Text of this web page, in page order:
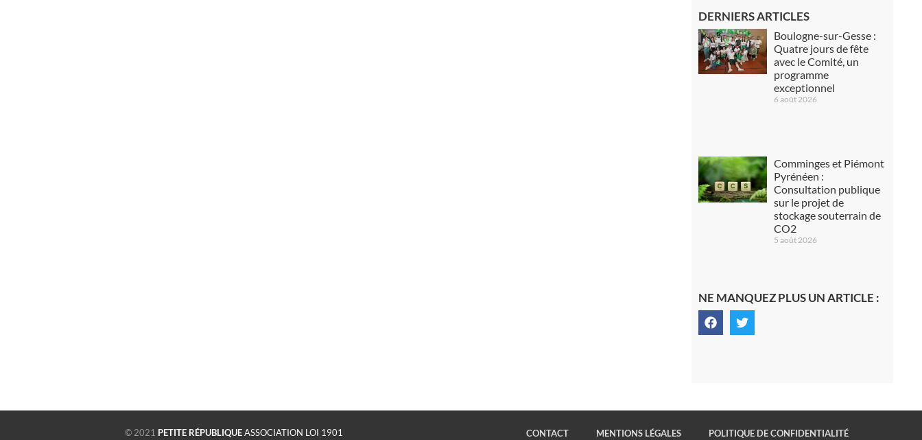
DERNIERS ARTICLES
Boulogne-sur-Gesse :
Quatre jours de fête
avec le Comité, un
programme
exceptionnel
6 août 2026
Comminges et Piémont
Pyrénéen :
Consultation publique
sur le projet de
stockage souterrain de
CO2
5 août 2026
NE MANQUEZ PLUS UN ARTICLE :
© 2021 PETITE RÉPUBLIQUEASSOCIATION LOI 1901 CONTACT MENTIONS LÉGALES POLITIQUE DE CONFIDENTIALITÉ